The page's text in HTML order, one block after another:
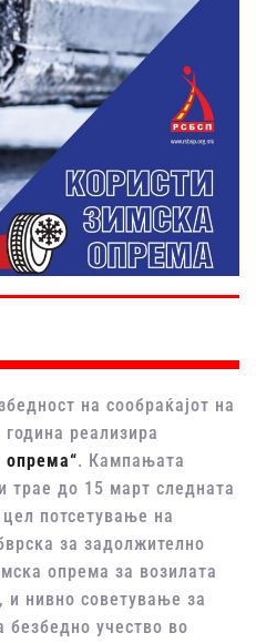
на сообраќајот на
реализира
опрема“. Кампањата
трае до 15 март следната
потсетување на
за задолжително
опрема за возилата
и нивно советување за
безбедно учество во